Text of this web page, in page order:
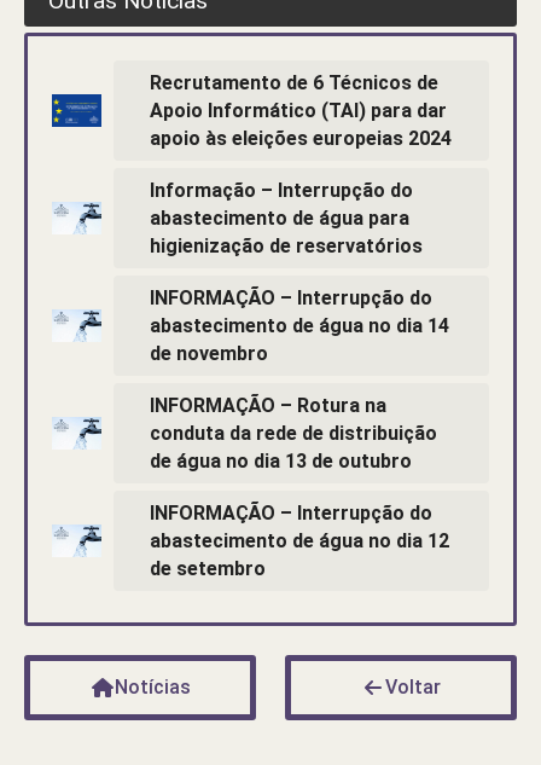
Recrutamento de 6 Técnicos de
Apoio Informático (TAI) para dar
apoio às eleições europeias 2024
Informação – Interrupção do
abastecimento de água para
higienização de reservatórios
INFORMAÇÃO – Interrupção do
abastecimento de água no dia 14
de novembro
INFORMAÇÃO – Rotura na
conduta da rede de distribuição
de água no dia 13 de outubro
INFORMAÇÃO – Interrupção do
abastecimento de água no dia 12
de setembro
Notícias Voltar